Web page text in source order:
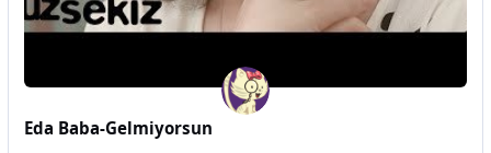
Eda Baba-Gelmiyorsun